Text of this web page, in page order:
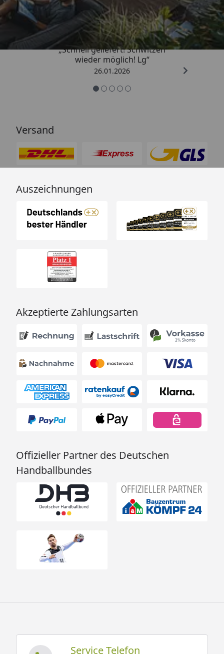
„Schnell geliefert! Schwitzen
wieder möglich! Lg“
26.01.2026
Versand
Auszeichnungen
Akzeptierte Zahlungsarten
Offizieller Partner des Deutschen
Handballbundes
Service Telefon